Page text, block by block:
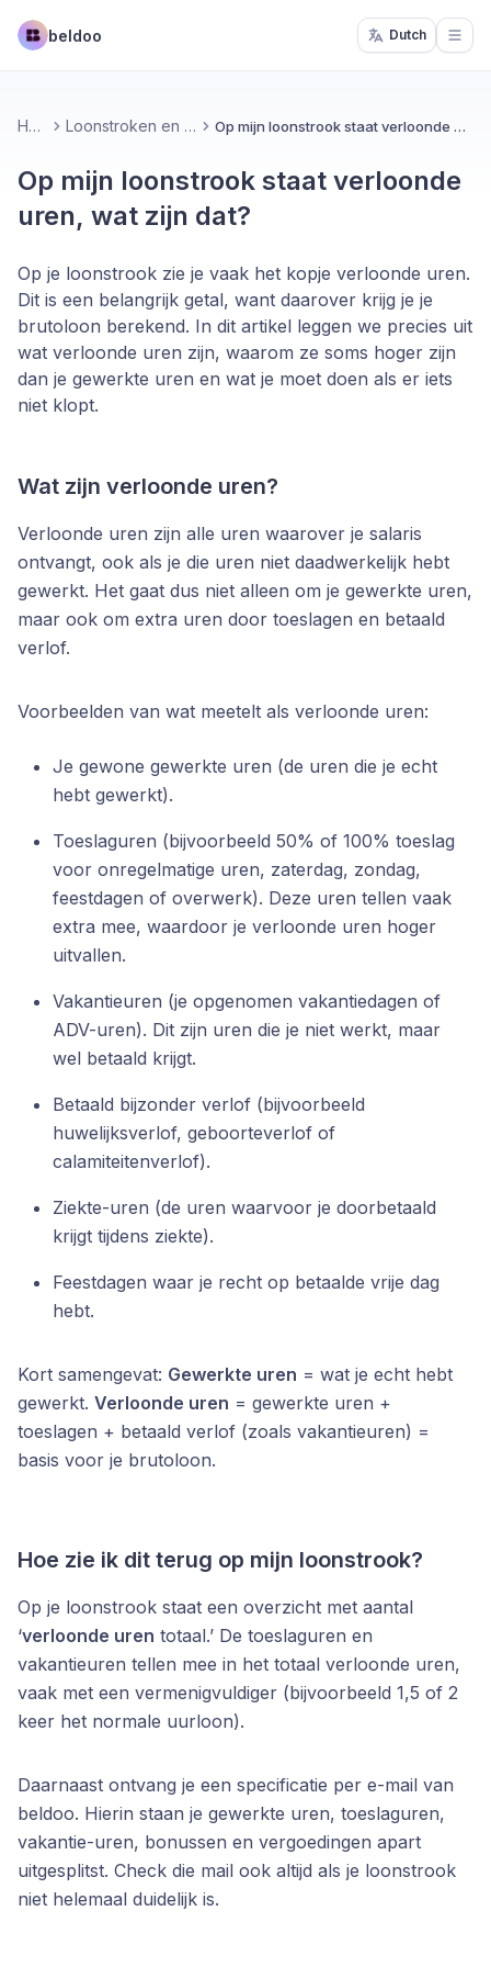
beldoo Dutch
Home Loonstroken en verloning Op mijn loonstrook staat verloonde uren, wat zijn dat?
Op mijn loonstrook staat verloonde
uren, wat zijn dat?
Op je loonstrook zie je vaak het kopje verloonde uren.
Dit is een belangrijk getal, want daarover krijg je je
brutoloon berekend. In dit artikel leggen we precies uit
wat verloonde uren zijn, waarom ze soms hoger zijn
dan je gewerkte uren en wat je moet doen als er iets
niet klopt.
Wat zijn verloonde uren?
Verloonde uren zijn alle uren waarover je salaris
ontvangt, ook als je die uren niet daadwerkelijk hebt
gewerkt. Het gaat dus niet alleen om je gewerkte uren,
maar ook om extra uren door toeslagen en betaald
verlof.
Voorbeelden van wat meetelt als verloonde uren:
Je gewone gewerkte uren (de uren die je echt
hebt gewerkt).
Toeslaguren (bijvoorbeeld 50% of 100% toeslag
voor onregelmatige uren, zaterdag, zondag,
feestdagen of overwerk). Deze uren tellen vaak
extra mee, waardoor je verloonde uren hoger
uitvallen.
Vakantieuren (je opgenomen vakantiedagen of
ADV-uren). Dit zijn uren die je niet werkt, maar
wel betaald krijgt.
Betaald bijzonder verlof (bijvoorbeeld
huwelijksverlof, geboorteverlof of
calamiteitenverlof).
Ziekte-uren (de uren waarvoor je doorbetaald
krijgt tijdens ziekte).
Feestdagen waar je recht op betaalde vrije dag
hebt.
Kort samengevat: Gewerkte uren = wat je echt hebt
gewerkt. Verloonde uren = gewerkte uren +
toeslagen + betaald verlof (zoals vakantieuren) =
basis voor je brutoloon.
Hoe zie ik dit terug op mijn loonstrook?
Op je loonstrook staat een overzicht met aantal
‘verloonde uren totaal.’ De toeslaguren en
vakantieuren tellen mee in het totaal verloonde uren,
vaak met een vermenigvuldiger (bijvoorbeeld 1,5 of 2
keer het normale uurloon).
Daarnaast ontvang je een specificatie per e-mail van
beldoo. Hierin staan je gewerkte uren, toeslaguren,
vakantie-uren, bonussen en vergoedingen apart
uitgesplitst. Check die mail ook altijd als je loonstrook
niet helemaal duidelijk is.